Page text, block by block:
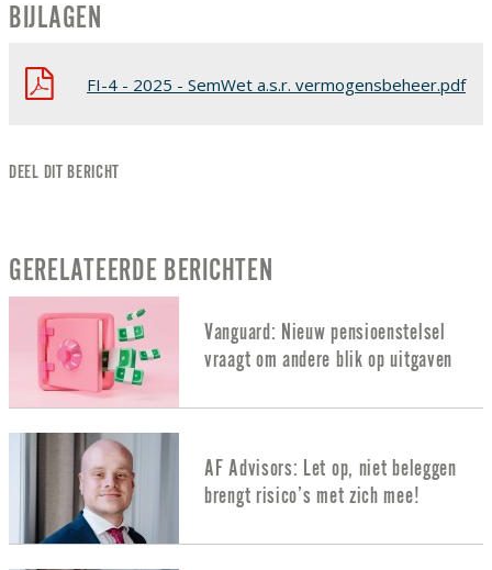
BIJLAGEN
FI-4 - 2025 - SemWet a.s.r. vermogensbeheer.pdf
DEEL DIT BERICHT
GERELATEERDE BERICHTEN
Vanguard: Nieuw pensioenstelsel
vraagt om andere blik op uitgaven
AF Advisors: Let op, niet beleggen
brengt risico’s met zich mee!